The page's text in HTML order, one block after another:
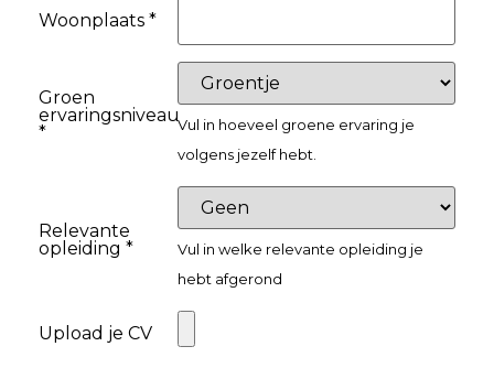
Woonplaats *
Groen
ervaringsniveau
*
Vul in hoeveel groene ervaring je
volgens jezelf hebt.
Relevante
opleiding *
Vul in welke relevante opleiding je
hebt afgerond
Upload je CV